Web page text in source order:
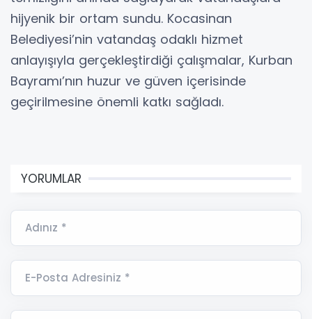
hijyenik bir ortam sundu. Kocasinan
Belediyesi’nin vatandaş odaklı hizmet
anlayışıyla gerçekleştirdiği çalışmalar, Kurban
Bayramı’nın huzur ve güven içerisinde
geçirilmesine önemli katkı sağladı.
YORUMLAR
Adınız *
E-Posta Adresiniz *